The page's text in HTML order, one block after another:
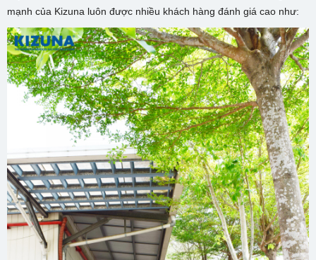
mạnh của Kizuna luôn được nhiều khách hàng đánh giá cao như: